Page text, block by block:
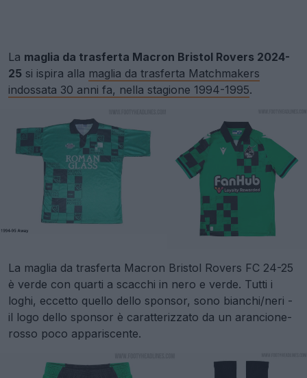
La maglia da trasferta Macron Bristol Rovers 2024-
25 si ispira alla maglia da trasferta Matchmakers
indossata 30 anni fa, nella stagione 1994-1995.
La maglia da trasferta Macron Bristol Rovers FC 24-25
è verde con quarti a scacchi in nero e verde. Tutti i
loghi, eccetto quello dello sponsor, sono bianchi/neri -
il logo dello sponsor è caratterizzato da un arancione-
rosso poco appariscente.